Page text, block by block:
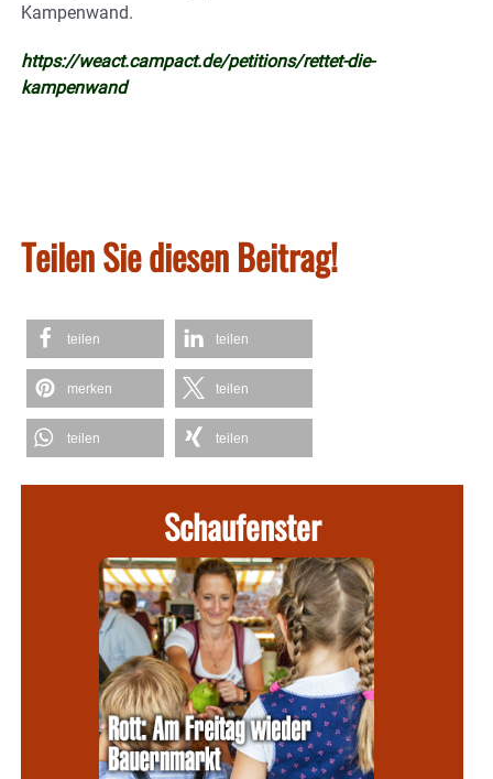
Kampenwand.
https://weact.campact.de/petitions/rettet-die-
kampenwand
Teilen Sie diesen Beitrag!
teilen teilen
merken teilen
teilen teilen
Schaufenster